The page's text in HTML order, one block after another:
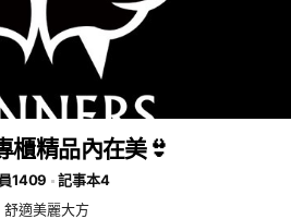
櫃精品內在美👙
1409
記事本4
舒適美麗大方